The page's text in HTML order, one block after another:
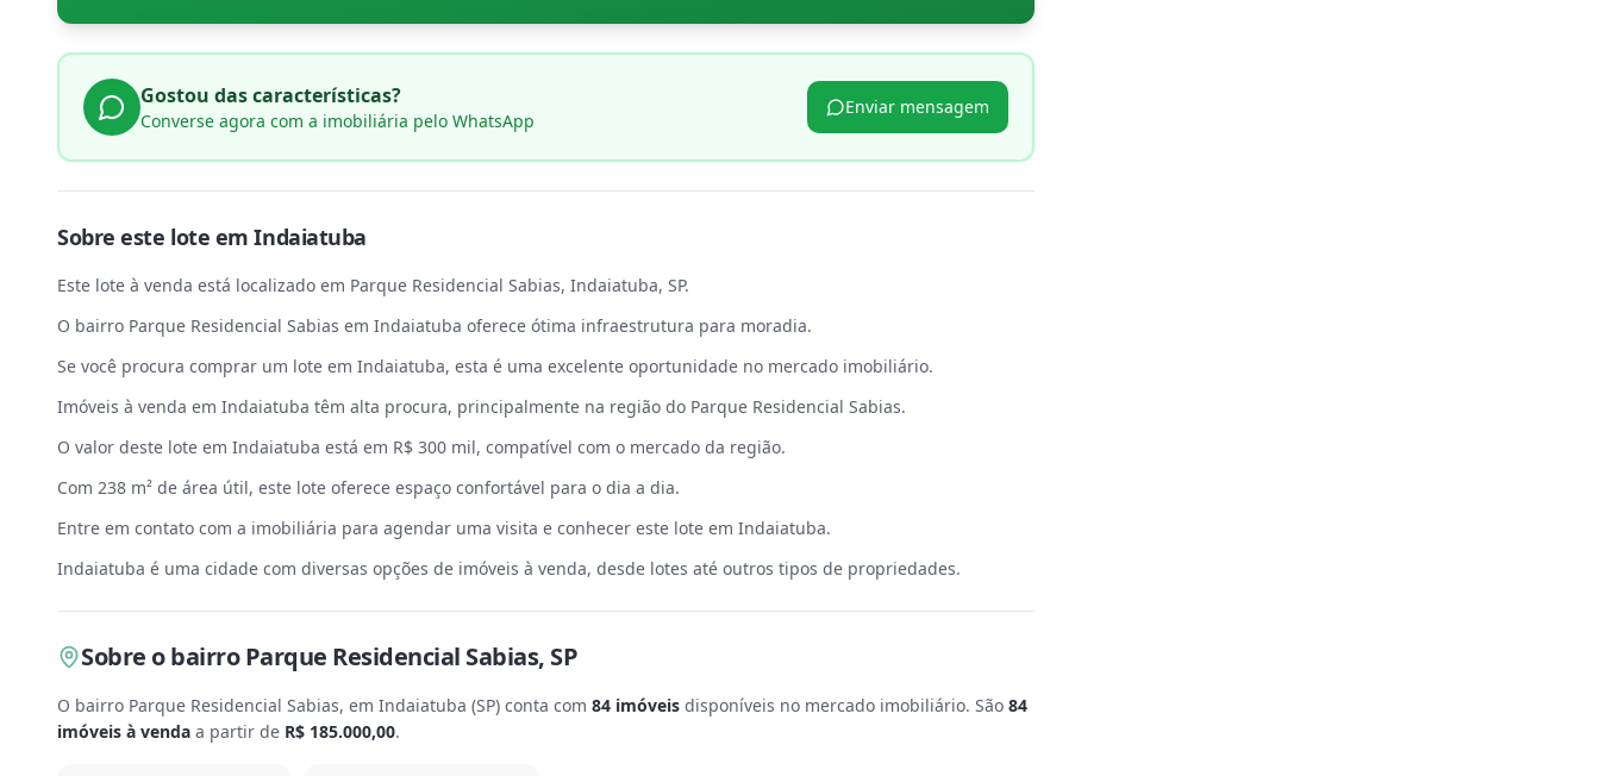
Gostou das características?
Converse agora com a imobiliária pelo WhatsApp
Enviar mensagem
Sobre este lote emIndaiatuba
Este lote à venda está localizado em Parque Residencial Sabias, Indaiatuba, SP.
O bairro Parque Residencial Sabias em Indaiatuba oferece ótima infraestrutura para moradia.
Se você procura comprar um lote em Indaiatuba, esta é uma excelente oportunidade no mercado imobiliário.
Imóveis à venda em Indaiatuba têm alta procura, principalmente na região do Parque Residencial Sabias.
O valor deste lote em Indaiatuba está em R$ 300 mil, compatível com o mercado da região.
Com 238 m² de área útil, este lote oferece espaço confortável para o dia a dia.
Entre em contato com a imobiliária para agendar uma visita e conhecer este lote em Indaiatuba.
Indaiatuba é uma cidade com diversas opções de imóveis à venda, desde lotes até outros tipos de propriedades.
Sobre o bairro Parque Residencial Sabias, SP
O bairro Parque Residencial Sabias, em Indaiatuba (SP) conta com 84 imóveis disponíveis no mercado imobiliário. São 84
imóveis à venda a partir de R$ 185.000,00.